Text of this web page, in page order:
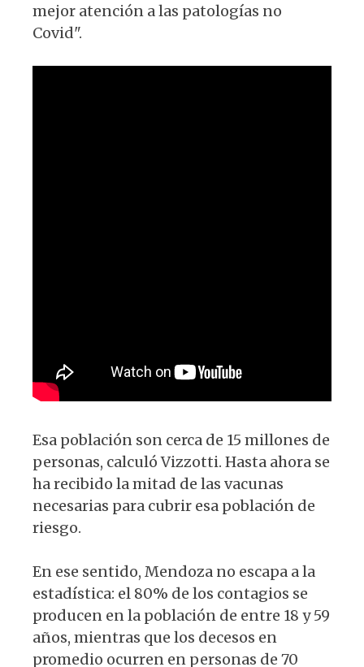
mejor atención a las patologías no
Covid".
Esa población son cerca de 15 millones de
personas, calculó Vizzotti. Hasta ahora se
ha recibido la mitad de las vacunas
necesarias para cubrir esa población de
riesgo.
En ese sentido, Mendoza no escapa a la
estadística: el 80% de los contagios se
producen en la población de entre 18 y 59
años, mientras que los decesos en
promedio ocurren en personas de 70